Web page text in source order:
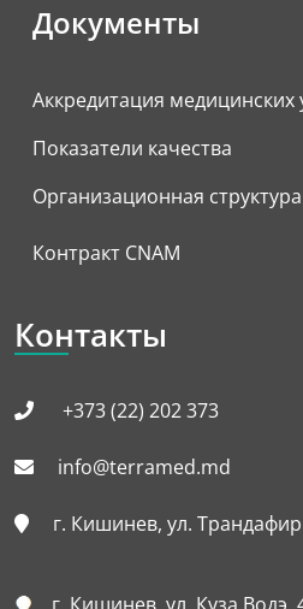
Документы
Аккредитация
Показатели качества
Организационная
Контракт CNAM
Контакты
+373 (22) 202 373
info@terramed.md
г. Кишинев, ул.